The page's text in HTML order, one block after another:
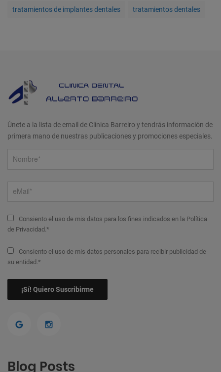
tratamientos de implantes dentales tratamientos dentales
Únete a la lista de email de Clínica Barreiro y tendrás información de
primera mano de nuestras publicaciones y promociones especiales.
Consiento el uso de mis datos para los fines indicados en la Política
de Privacidad.*
Consiento el uso de mis datos personales para recibir publicidad de
su entidad.*
Blog Posts